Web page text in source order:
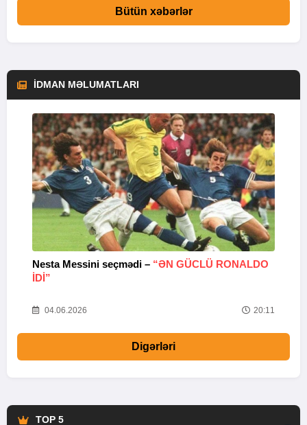
Bütün xəbərlər
İDMAN MƏLUMATLARI
Nesta Messini seçmədi – “ƏN GÜCLÜ RONALDO
IDI”
04.06.2026 20:11
Digərləri
TOP 5